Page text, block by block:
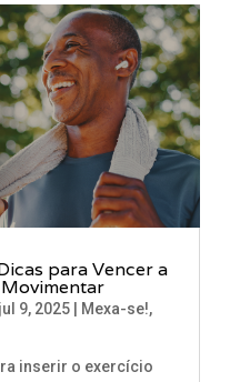
para Vencer a
jul 9, 2025| Mexa-se!,
inserir o exercício